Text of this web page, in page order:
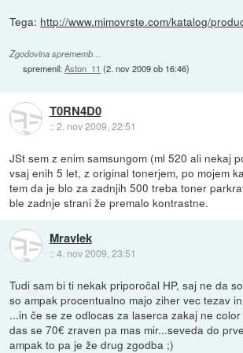
Tega: http://www.mimovrste.com/katalog/
Zgodovina sprememb…
spremenil:Aston_11 (2. nov 2009 ob 16:46)
T0RN4D0
::2. nov 2009, 22:51
JSt sem z enim samsungom (ml 520 ali nekaj
vsaj enih 5 let, z original tonerjem, po mojem
tem da je blo za zadnjih 500 treba toner
ble zadnje strani že premalo kontrastne.
Mravlek
::4. nov 2009, 23:51
Tudi sam bi ti nekak priporočal HP, saj ne da
so ampak procentualno majo ziher vec tezav
...in če se ze odlocas za laserca zakaj ne
das se 70€ zraven pa mas mir...seveda do
ampak to pa je že drug zgodba ;)